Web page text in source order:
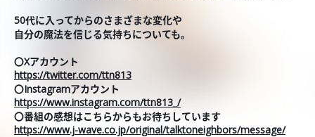
50代に入ってからのさまざまな変化や
自分の魔法を信じる気持ちについても。
〇Xアカウント
https://twitter.com/ttn813
〇Instagramアカウント
https://www.instagram.com/ttn813_/
〇番組の感想はこちらからもお待ちしています
https://www.j-wave.co.jp/original/talktoneighbors/message/